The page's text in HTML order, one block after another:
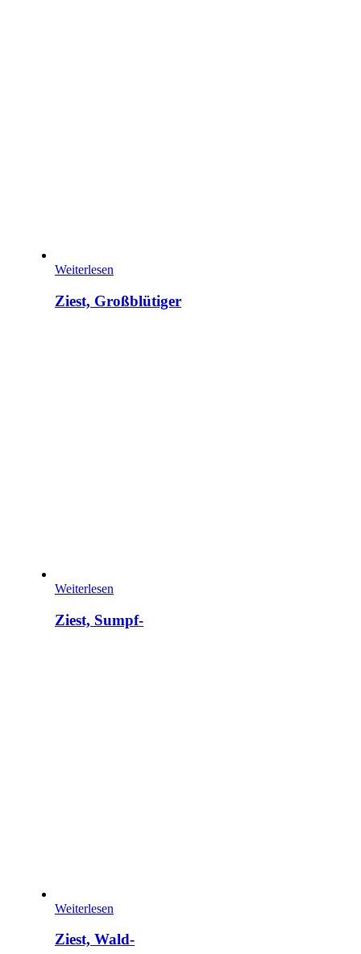
Weiterlesen
Ziest, Großblütiger
Weiterlesen
Ziest, Sumpf-
Weiterlesen
Ziest, Wald-